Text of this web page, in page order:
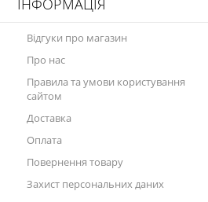
Відгуки про магазин
Про нас
Правила та умови користування
сайтом
Доставка
Оплата
Повернення товару
Захист персональних даних